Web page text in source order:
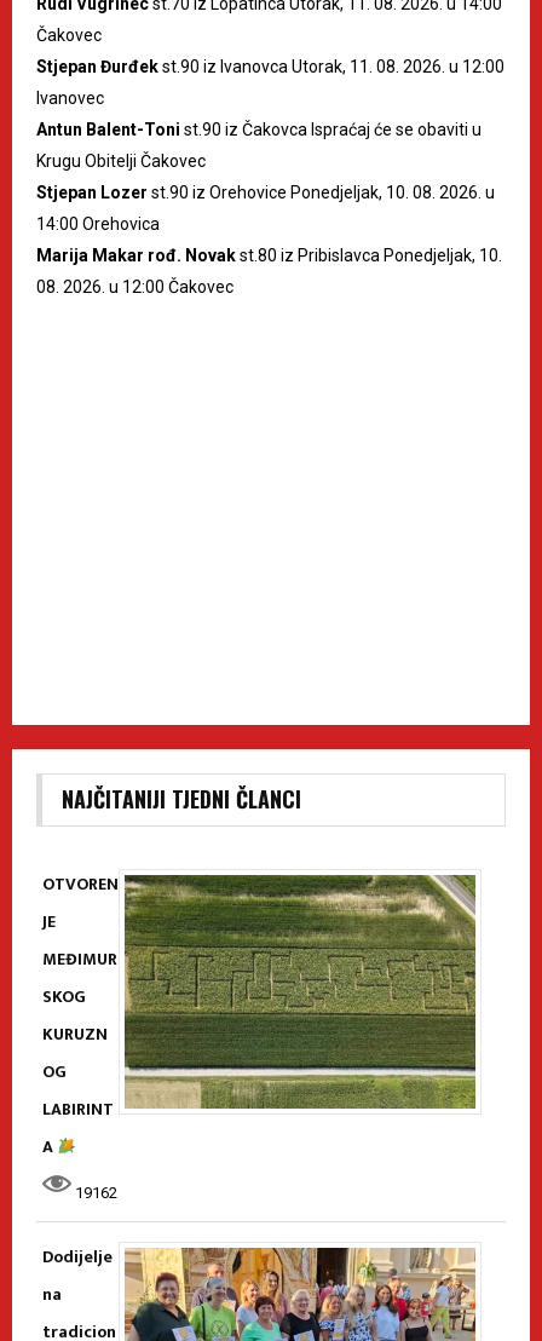
Čakovec
Stjepan Đurđekst.90 iz Ivanovca Utorak, 11. 08. 2026. u 12:00
Ivanovec
Antun Balent-Toni st.90 iz Čakovca Ispraćaj će se obaviti u
Krugu Obitelji Čakovec
Stjepan Lozer st.90 iz Orehovice Ponedjeljak, 10. 08. 2026. u
14:00 Orehovica
Marija Makar rođ. Novakst.80 iz Pribislavca Ponedjeljak, 10.
08. 2026. u 12:00 Čakovec
NAJČITANIJI TJEDNI ČLANCI
OTVOREN
JE
MEĐIMUR
SKOG
KURUZN
OG
LABIRINT
A
19162
Dodijelje
na
tradicion